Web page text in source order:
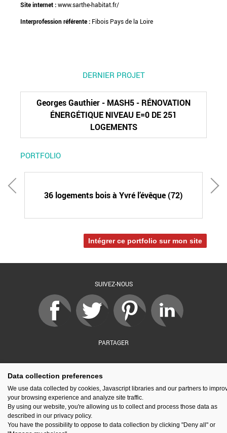
Site internet :www.sarthe-habitat.fr/
Interprofession référente : Fibois Pays de la Loire
DERNIER PROJET
Georges Gauthier - MASH5 - RÉNOVATION
ÉNERGÉTIQUE NIVEAU E=0 DE 251
LOGEMENTS
PORTFOLIO
36 logements bois à Yvré l’évêque (72)
Intégrer ce portfolio sur mon site
SUIVEZ-NOUS
PARTAGER
par : Financé par :
Espace presse Kit de communication Contact Mentions légales
Data collection preferences
We use data collected by cookies, Javascript libraries and our partners to
your browsing experience and analyze site traffic.
By using our website, you're allowing us to collect and process those data as
described in our privacy policy.
You have the possibility to oppose to data collection by clicking "Deny all" or